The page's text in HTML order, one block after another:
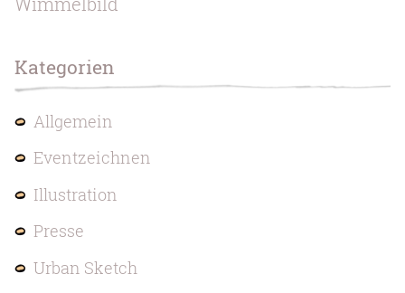
Kategorien
Allgemein
Eventzeichnen
Illustration
Presse
Urban Sketch